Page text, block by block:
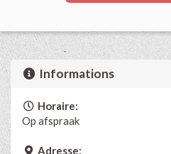
Informations
Horaire:
Op afspraak
Adresse: